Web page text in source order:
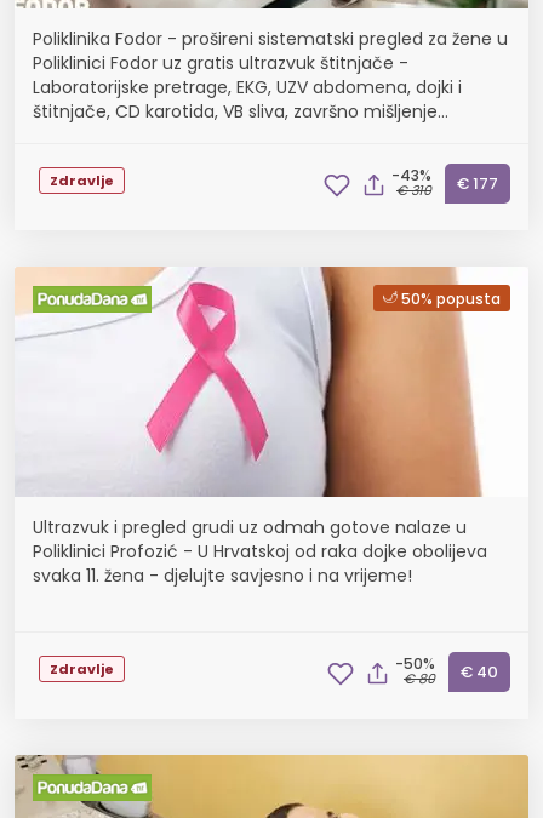
Poliklinika Fodor - prošireni sistematski pregled za žene u
Poliklinici Fodor uz gratis ultrazvuk štitnjače -
Laboratorijske pretrage, EKG, UZV abdomena, dojki i
štitnjače, CD karotida, VB sliva, završno mišljenje
Zdravlje -43%
€ 310 € 177
50% popusta
Ultrazvuk i pregled grudi uz odmah gotove nalaze u
Poliklinici Profozić - U Hrvatskoj od raka dojke obolijeva
svaka 11. žena - djelujte savjesno i na vrijeme!
Zdravlje -50%
€ 80 € 40